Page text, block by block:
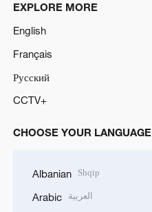
EXPLORE MORE
English
Français
Русский
CCTV+
CHOOSE YOUR LANGUAGE
Albanian Shqip
Arabic العربية